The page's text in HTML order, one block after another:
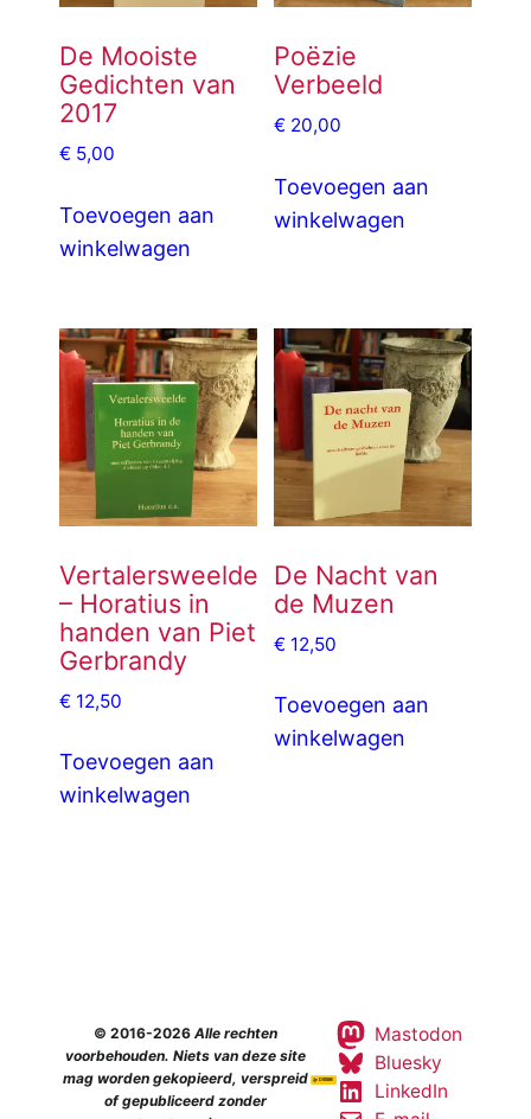
De Mooiste
Gedichten van
2017
€ 5,00
Toevoegen aan
winkelwagen
Poëzie
Verbeeld
€ 20,00
Toevoegen aan
winkelwagen
Vertalersweelde
– Horatius in
handen van Piet
Gerbrandy
€ 12,50
Toevoegen aan
winkelwagen
De Nacht van
de Muzen
€ 12,50
Toevoegen aan
winkelwagen
© 2016-2026 Alle rechten
voorbehouden. Niets van deze site
mag worden gekopieerd, verspreid
of gepubliceerd zonder
Mastodon
Bluesky
LinkedIn